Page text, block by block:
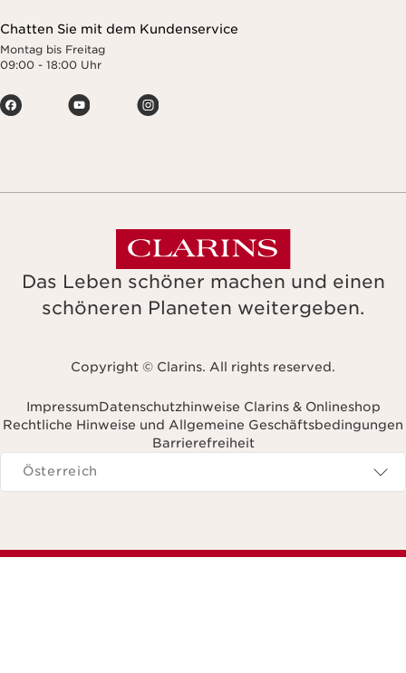
Chatten Sie mit dem Kundenservice
Montag bis Freitag
09:00 - 18:00 Uhr
Das Leben schöner machen und einen
schöneren Planeten weitergeben.
Copyright © Clarins. All rights reserved.
ImpressumDatenschutzhinweise Clarins & Onlineshop
Rechtliche Hinweise und Allgemeine Geschäftsbedingungen
Barrierefreiheit
Navigieren zu
Österreich